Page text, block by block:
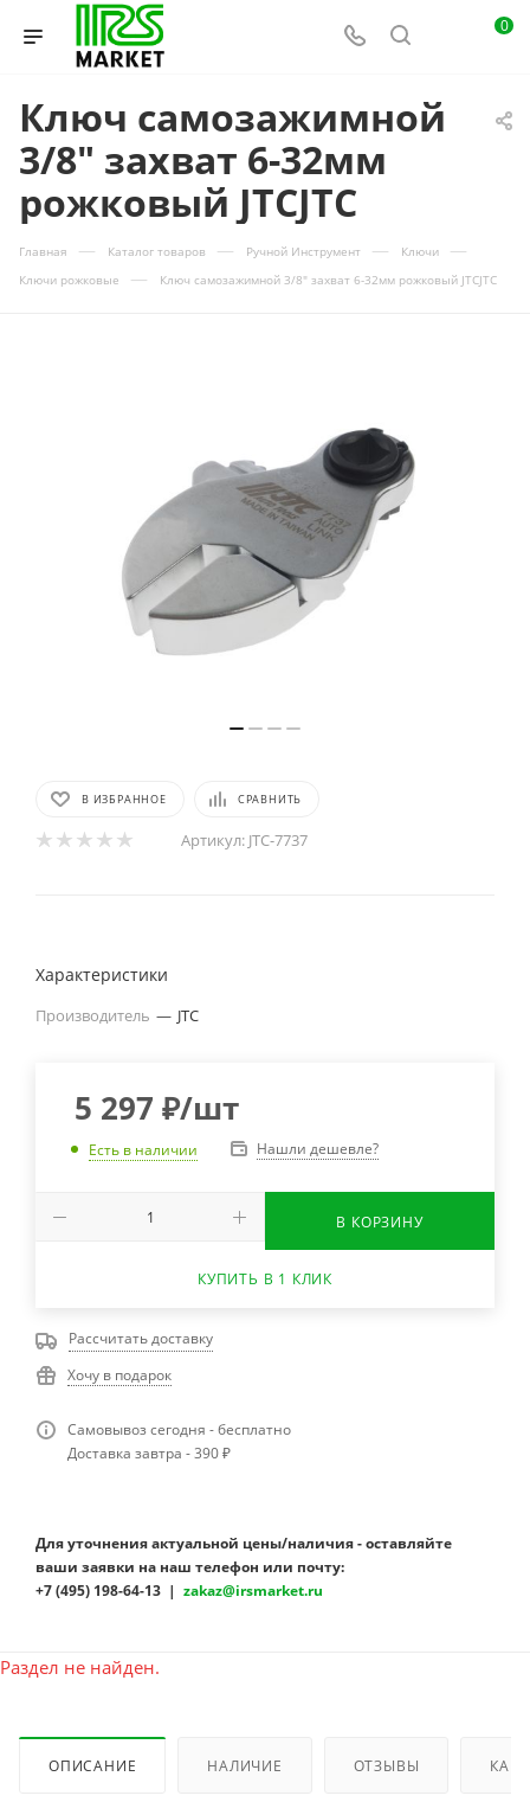
0
Ключ самозажимной
3/8" захват 6-32мм
рожковый JTCJTC
Главная — Каталог товаров — Ручной Инструмент — Ключи —
Ключи рожковые — Ключ самозажимной 3/8" захват 6-32мм рожковый JTCJTC
В ИЗБРАННОЕ СРАВНИТЬ
Артикул: JTC-7737
Характеристики
Производитель — JTC
5 297 ₽/шт
Есть в наличии Нашли дешевле?
В КОРЗИНУ
КУПИТЬ В 1 КЛИК
Рассчитать доставку
Хочу в подарок
Самовывоз сегодня - бесплатно
Доставка завтра - 390 ₽
Для уточнения актуальной цены/наличия - оставляйте
ваши заявки на наш телефон или почту:
+7 (495) 198-64-13 | zakaz@irsmarket.ru
Раздел не найден.
ОПИСАНИЕ НАЛИЧИЕ ОТЗЫВЫ КАК